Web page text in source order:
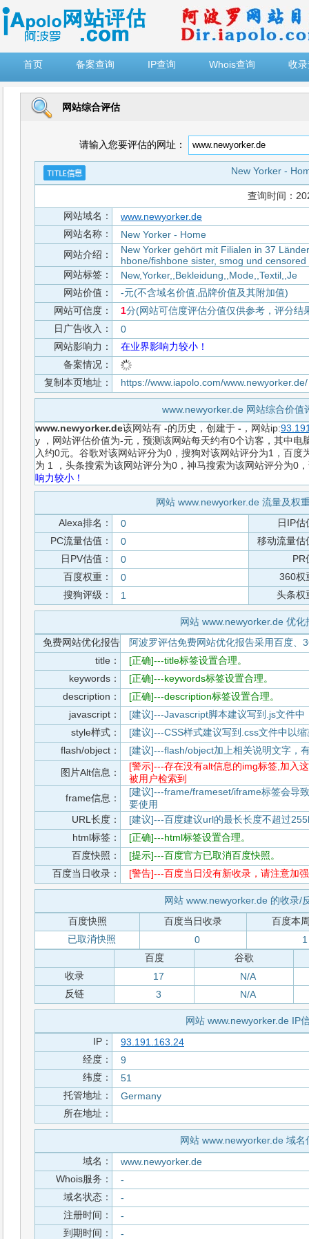
首页
备案查询 IP查询 Whois查询 收
网站综合评估
请输入您要评估的网址：
New Yorker -
查询时间：
网站域名：
www.newyorker.de
网站名称：
New Yorker - Home
网站介绍：
New Yorker gehört mit Filialen in 37
hbone/fishbone sister, smog und
网站标签：
New,Yorker,,Bekleidung,,Mode,,Textil,,Je
网站价值：
-元(不含域名价值,品牌价值及其附加值)
网站可信度：
1分(网站可信度评估分值仅供参考，评分结
日广告收入：
0
网站影响力：
在业界影响力较小！
备案情况：
复制本页地址：
https://www.iapolo.com/
www.newyorker.de 网站综合价值
www.newyorker.de该网站有 -的历史，创建于 - ，网站ip:
y ，网站评估价值为-元，预测该网站每天约有0个访客，其中电
入约0元。谷歌对该网站评分为0，搜狗对该网站评分为1，百
为 1 ，头条搜索为该网站评分为0，神马搜索为该网站评分为0
响力较小！
网站 www.newyorker.de 流量及权
Alexa排名：
0
日IP估
PC流量估值：
0
移动流量估
日PV估值：
0
PR
百度权重：
0
360权
搜狗评级：
1 头条权
网站 www.newyorker.de 优化
免费网站优化报告
阿波罗评估免费网站优化报告采用百度、
title：
[正确]---title标签设置合理。
keywords：
[正确]---keywords标签设置合理。
description：
[正确]---description标签设置合理。
javascript：
[建议]---Javascript脚本建议写到.js文件中
style样式：
[建议]---CSS样式建议写到.css文件中以
flash/object：
[建议]---flash/object加上相关说明文字，
图片Alt信息：
[警示]---存在没有alt信息的img标签,加入
被用户检索到
frame信息：
[建议]---frame/frameset/iframe标签会导
要使用
URL长度：
[建议]---百度建议url的最长长度不超过
html标签：
[正确]---html标签设置合理。
百度快照：
[提示]---百度官方已取消百度快照。
百度当日收录：
[警告]---百度当日没有新收录，请注意加
网站 www.newyorker.de 的收录/
百度快照
百度当日收录
百度本
已取消快照
0
1
百度
谷歌
收录
17
N/A
反链
3 N/A
网站 www.newyorker.de IP
IP：
93.191.163.24
经度：
9
纬度：
51
托管地址：
Germany
所在地址：
网站 www.newyorker.de 域名
域名：
www.newyorker.de
Whois服务：
-
域名状态：
-
注册时间：
-
到期时间：
-